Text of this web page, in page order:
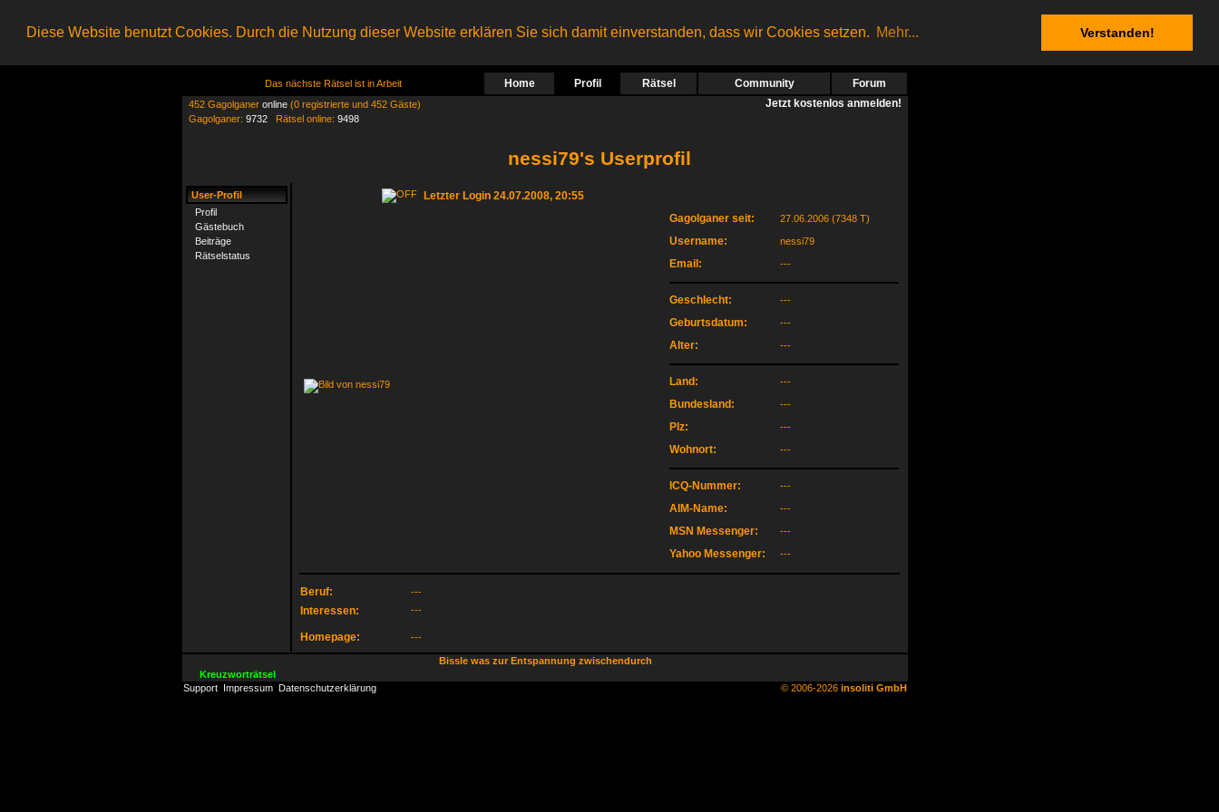
Diese Website benutzt Cookies. Durch die Nutzung dieser Website erklären Sie sich damit einverstanden, dass wir Cookies setzen. Mehr... Verstanden!
Das nächste Rätsel ist in Arbeit Home Profil Rätsel Community Forum
452 Gagolganer online (0 registrierte und 452 Gäste)
Gagolganer: 9732 Rätsel online: 9498
Jetzt kostenlos anmelden!
nessi79's Userprofil
User-Profil
Profil
Gästebuch
Beiträge
Rätselstatus
Letzter Login 24.07.2008, 20:55
Gagolganer seit:
27.06.2006 (7348 T)
Username: nessi79
Email: ---
Geschlecht: ---
Geburtsdatum: ---
Alter: ---
Land: ---
Bundesland: ---
Plz: ---
Wohnort: ---
ICQ-Nummer: ---
AIM-Name: ---
MSN Messenger: ---
Yahoo Messenger: ---
Beruf: ---
Interessen: ---
Homepage: ---
Bissle was zur Entspannung zwischendurch
Kreuzworträtsel
Support Impressum Datenschutzerklärung © 2006-2026 insoliti GmbH